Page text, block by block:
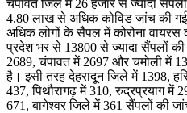
चंपावत जिले में 26 हजार से ज्यादा
4.80 लाख से अधिक कोविड जांच की
अधिक लोगों के सैंपल में कोरोना वायरस
प्रदेश भर से 13800 से ज्यादा सैंपलों की
2689, चंपावत में 2697 और चमोली में
है। इसी तरह देहरादून जिले में 1398,
437, पिथौरागढ़ में 310, रुद्रप्रयाग में
671, बागेश्वर जिले में 361 सैंपलों की